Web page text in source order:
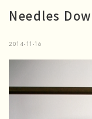
Needles
2014-11-16